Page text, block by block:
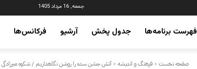
جمعه, 16 مرداد 1405
فهرست برنامه‌ها جدول پخش آرشیو فرکانس‌ها
صفحه نخست فرهنگ و اندیشه آتش جشن سده را روشن نگاهداریم / شکوه میرزادگی